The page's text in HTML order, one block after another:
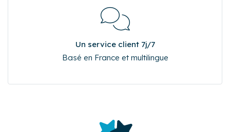
Un service client 7j/7
Basé en France et multilingue